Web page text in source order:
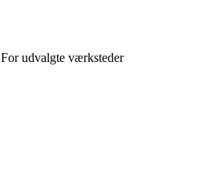
For udvalgte værksteder